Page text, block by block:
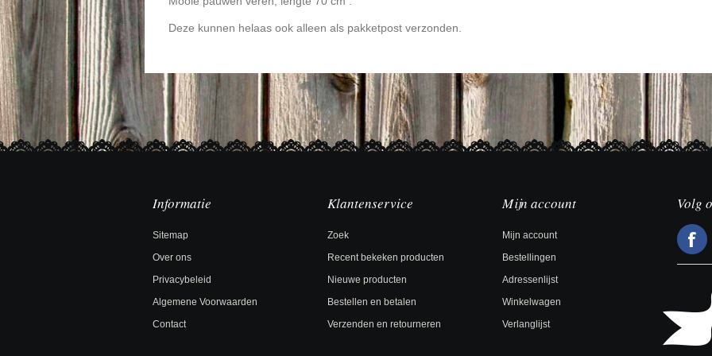
Deze kunnen helaas ook alleen als pakketpost verzonden.
Informatie
Sitemap
Over ons
Privacybeleid
Algemene Voorwaarden
Contact
Klantenservice
Zoek
Recent bekeken producten
Nieuwe producten
Bestellen en betalen
Verzenden en retourneren
Mijn account
Mijn account
Bestellingen
Adressenlijst
Winkelwagen
Verlanglijst
Volg